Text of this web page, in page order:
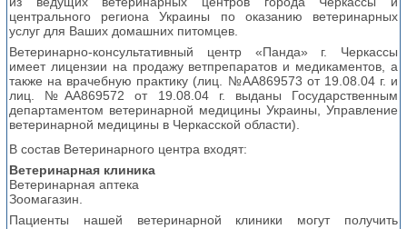
центрального региона Украины по оказанию ветеринарных
услуг для Ваших домашних питомцев.
Ветеринарно-консультативный центр «Панда» г. Черкассы
имеет лицензии на продажу ветпрепаратов и медикаментов, а
также на врачебную практику (лиц. №АА869573 от 19.08.04 г. и
лиц. №АА869572 от 19.08.04 г. выданы Государственным
департаментом ветеринарной медицины Украины, Управление
ветеринарной медицины в Черкасской области).
В состав Ветеринарного центра входят:
Ветеринарная клиника
Ветеринарная аптека
Зоомагазин.
Пациенты нашей ветеринарной клиники могут получить